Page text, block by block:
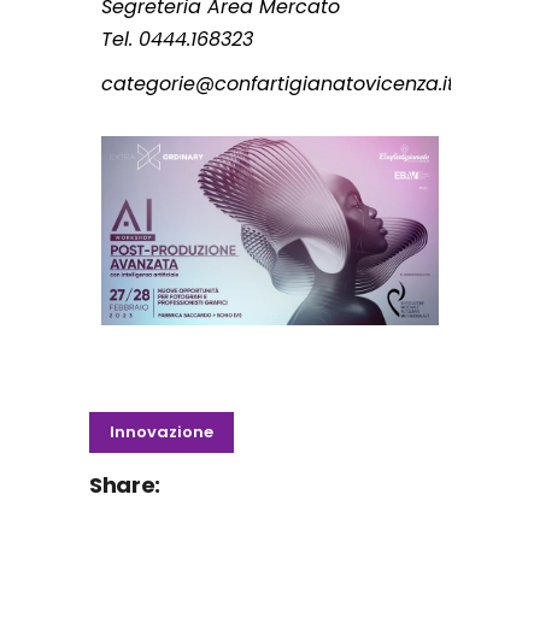
Segreteria Area Mercato
Tel. 0444.168323
categorie@confartigianatovicenza.it
Innovazione
Share: